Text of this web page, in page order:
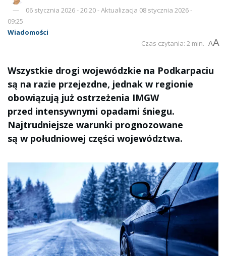
06 stycznia 2026 - 20:20 - Aktualizacja 08 stycznia 2026 -
09:25
Wiadomości
Czas czytania: 2 min. AA
Wszystkie drogi wojewódzkie na Podkarpaciu
są na razie przejezdne, jednak w regionie
obowiązują już ostrzeżenia IMGW
przed intensywnymi opadami śniegu.
Najtrudniejsze warunki prognozowane
są w południowej części województwa.